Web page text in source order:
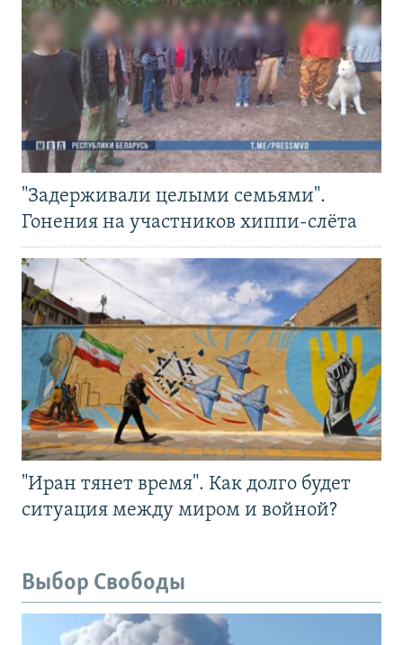
"Задерживали целыми семьями".
Гонения на участников хиппи-слёта
"Иран тянет время". Как долго будет
ситуация между миром и войной?
Выбор Свободы